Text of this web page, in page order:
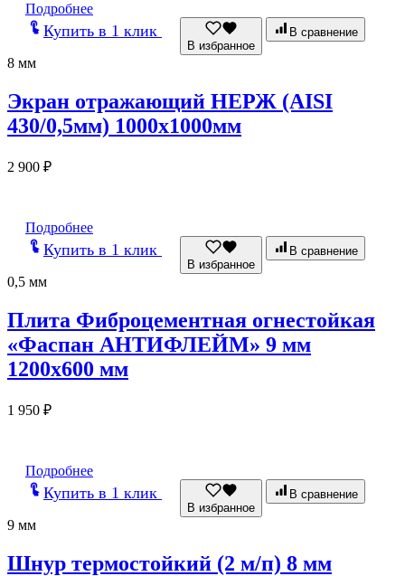
Подробнее
Купить в 1 клик
В избранное
В сравнение
8 мм
Экран отражающий НЕРЖ (AISI
430/0,5мм) 1000х1000мм
2 900 ₽
Подробнее
Купить в 1 клик
В избранное
В сравнение
0,5 мм
Плита Фиброцементная огнестойкая
«Фаспан АНТИФЛЕЙМ» 9 мм
1200х600 мм
1 950 ₽
Подробнее
Купить в 1 клик
В избранное
В сравнение
9 мм
Шнур термостойкий (2 м/п) 8 мм